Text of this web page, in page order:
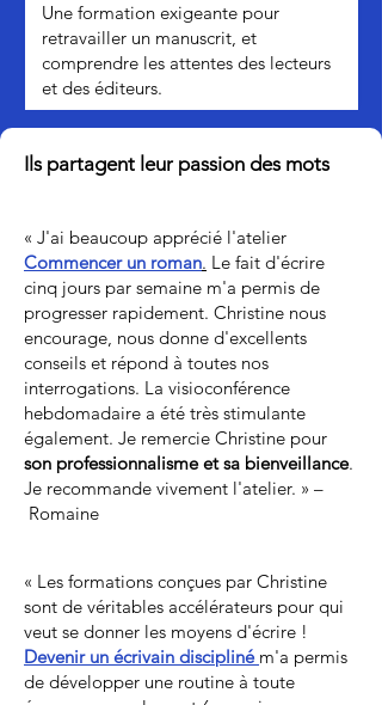
Une formation exigeante pour
retravailler un manuscrit, et
comprendre les attentes des lecteurs
et des éditeurs.
Ils partagent leur passion des mots
« J'ai beaucoup apprécié l'atelier
Commencer un roman. Le fait d'écrire
cinq jours par semaine m'a permis de
progresser rapidement. Christine nous
encourage, nous donne d'excellents
conseils et répond à toutes nos
interrogations. La visioconférence
hebdomadaire a été très stimulante
également. Je remercie Christine pour
son professionnalisme et sa bienveillance.
Je recommande vivement l'atelier. » –
Romaine
« Les formations conçues par Christine
sont de véritables accélérateurs pour qui
veut se donner les moyens d'écrire !
Devenir un écrivain discipliné m'a permis
de développer une routine à toute